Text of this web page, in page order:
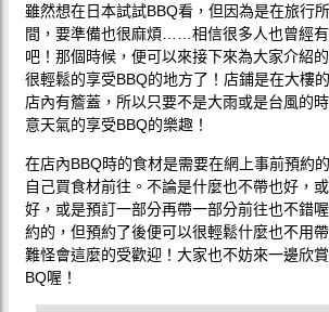
雖然想在日本試試BBQ看，但因為是在旅行
間，要準備也很麻煩……相信很多人也曾經
吧！那個時候，便可以來接下來為大家介紹
很輕鬆的享受BBQ的地方了！店鋪是在大樓
店內有簷蓋，所以只要不是大雨或是台風的
意天氣的享受BBQ的樂趣！
在店內BBQ時的食材是需要在網上事前預約
自己買食材前往。不論是什麼也不帶也好，
好，或是預訂一部分再帶一部分前往也不錯
約的，但預約了後便可以很輕鬆什麼也不用
難怪會這麼的受歡迎！大家也不妨來一邊欣
BQ喔！